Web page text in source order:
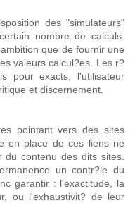
des "simulateurs"
nombre de calculs.
que de fournir une
valeurs calcul?es. Les r?
pour exacts, l'utilisateur
et discernement.
pointant vers des sites
en place de ces liens ne
contenu des dits sites.
un contr?le du
garantir : l'exactitude, la
ou l'exhaustivit? de leur